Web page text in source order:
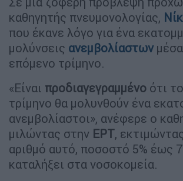
καθηγητής πνευμονολογίας,
που έκανε λόγο για ένα
μολύνσεις ανεμβολίαστων
επόμενο τρίμηνο.
«Είναι προδιαγεγραμμένο ότι
τρίμηνο θα μολυνθούν ένα
ανεμβολίαστοι», ανέφερε ο
μιλώντας στην ΕΡΤ,
αριθμό αυτό, ποσοστό 5% έως
καταλήξει στα νοσοκομεία.